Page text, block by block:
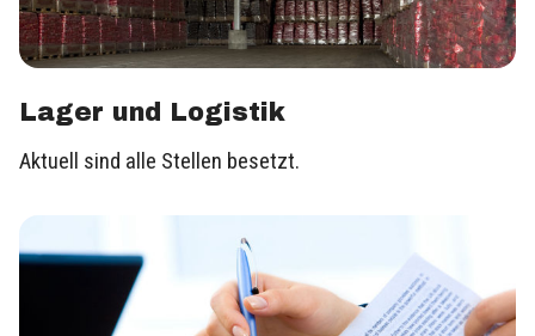
Lager und Logistik
Aktuell sind alle Stellen besetzt.